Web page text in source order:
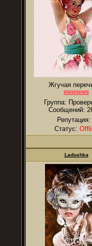
Жгучая
Группа:
Сообщений:
Репутация:
Статус:
Ladushka